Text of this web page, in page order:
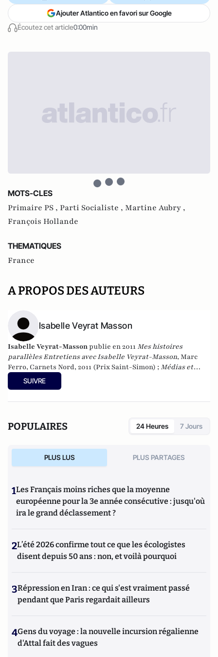
Écoutez cet article0:00min
Ajouter Atlantico en favori sur Google
MOTS-CLES
Primaire PS , Parti Socialiste , Martine Aubry ,
François Hollande
THEMATIQUES
France
A PROPOS DES AUTEURS
Isabelle Veyrat Masson
Isabelle Veyrat-Massonpublie en 2011 Meshistoires
parallèlesEntretiens avecIsabelle Veyrat-Masson, Marc
Ferro, Carnets Nord, 2011 (Prix Saint-Simon) ; Médias et
Elections. La campagne présidentielle de 2007 et sa
réception, Ina/ L’Harmattan, 2011.
politique.
SUIVRE
POPULAIRES 24 Heures 7 Jours
PLUS LUS PLUS PARTAGES
1Les Français moins riches que la moyenne
européenne pour la 3e année consécutive : jusqu'où
ira le grand déclassement ?
2L’été 2026 confirme tout ce que les écologistes
disent depuis 50 ans : non, et voilà pourquoi
3Répression en Iran : ce qui s'est vraiment passé
pendant que Paris regardait ailleurs
4Gens du voyage : la nouvelle incursion régalienne
d'Attal fait des vagues